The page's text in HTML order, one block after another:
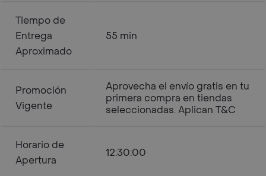
Tiempo de
Entrega
Aproximado
55 min
Promoción
Vigente
Aprovecha el envío gratis en tu
primera compra en tiendas
seleccionadas. Aplican T&C
Horario de
Apertura
12:30:00